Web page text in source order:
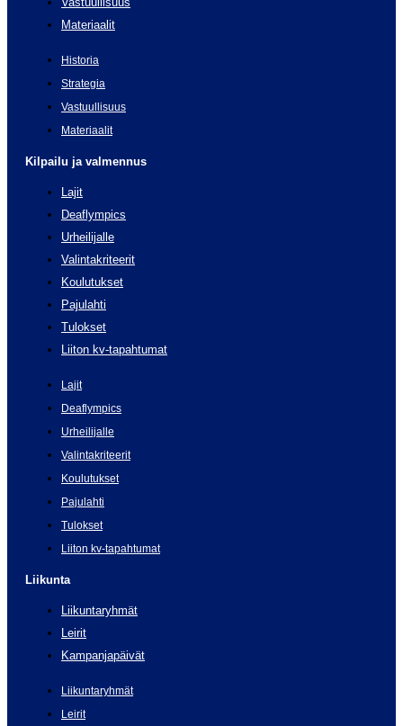
Materiaalit
Historia
Strategia
Vastuullisuus
Materiaalit
Kilpailu ja valmennus
Lajit
Deaflympics
Urheilijalle
Valintakriteerit
Koulutukset
Pajulahti
Tulokset
Liiton kv-tapahtumat
Lajit
Deaflympics
Urheilijalle
Valintakriteerit
Koulutukset
Pajulahti
Tulokset
Liiton kv-tapahtumat
Liikunta
Liikuntaryhmät
Leirit
Kampanjapäivät
Liikuntaryhmät
Leirit